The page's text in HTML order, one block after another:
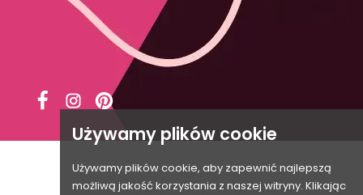
Używamy plików cookie
Używamy plików cookie, aby zapewnić najlepszą
możliwą jakość korzystania z naszej witryny. Klikając